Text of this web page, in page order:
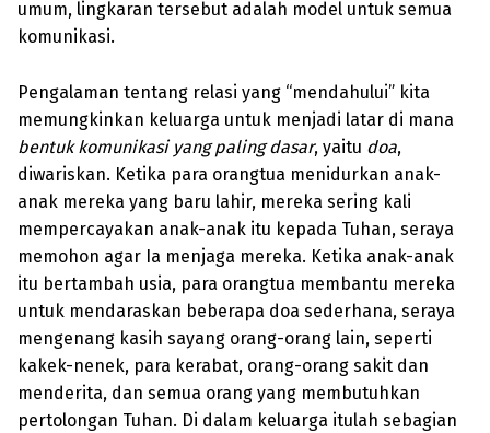
umum, lingkaran tersebut adalah model untuk semua
komunikasi.
Pengalaman tentang relasi yang “mendahului” kita
memungkinkan keluarga untuk menjadi latar di mana
bentuk komunikasi yang paling dasar, yaitu doa,
diwariskan. Ketika para orangtua menidurkan anak-
anak mereka yang baru lahir, mereka sering kali
mempercayakan anak-anak itu kepada Tuhan, seraya
memohon agar Ia menjaga mereka. Ketika anak-anak
itu bertambah usia, para orangtua membantu mereka
untuk mendaraskan beberapa doa sederhana, seraya
mengenang kasih sayang orang-orang lain, seperti
kakek-nenek, para kerabat, orang-orang sakit dan
menderita, dan semua orang yang membutuhkan
pertolongan Tuhan. Di dalam keluarga itulah sebagian